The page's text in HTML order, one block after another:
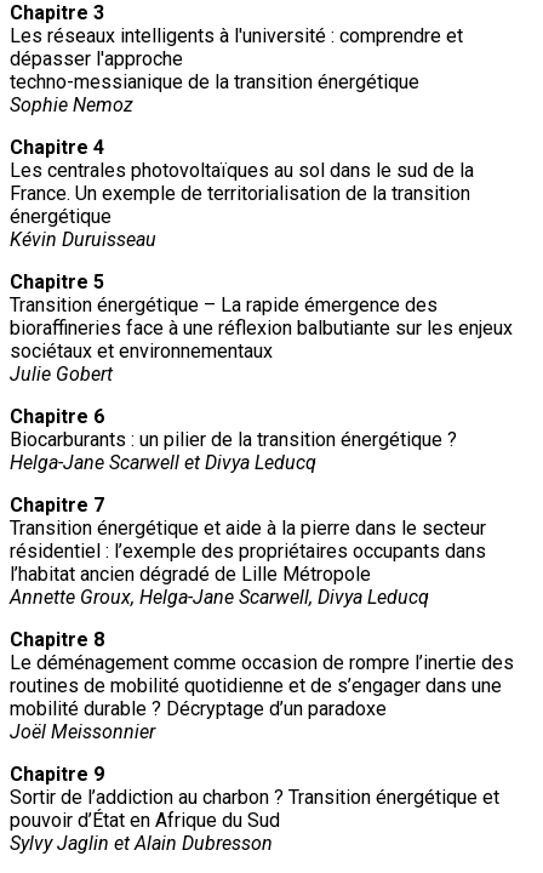
Chapitre 3
Les réseaux intelligents à l'université : comprendre et
dépasser l'approche
techno-messianique de la transition énergétique
Sophie Nemoz
Chapitre 4
Les centrales photovoltaïques au sol dans le sud de la
France. Un exemple de territorialisation de la transition
énergétique
Kévin Duruisseau
Chapitre 5
Transition énergétique – La rapide émergence des
bioraffineries face à une réflexion balbutiante sur les enjeux
sociétaux et environnementaux
Julie Gobert
Chapitre 6
Biocarburants : un pilier de la transition énergétique ?
Helga-Jane Scarwell et Divya Leducq
Chapitre 7
Transition énergétique et aide à la pierre dans le secteur
résidentiel : l’exemple des propriétaires occupants dans
l’habitat ancien dégradé de Lille Métropole
Annette Groux, Helga-Jane Scarwell, Divya Leducq
Chapitre 8
Le déménagement comme occasion de rompre l’inertie des
routines de mobilité quotidienne et de s’engager dans une
mobilité durable ? Décryptage d’un paradoxe
Joël Meissonnier
Chapitre 9
Sortir de l’addiction au charbon ? Transition énergétique et
pouvoir d’État en Afrique du Sud
Sylvy Jaglin et Alain Dubresson